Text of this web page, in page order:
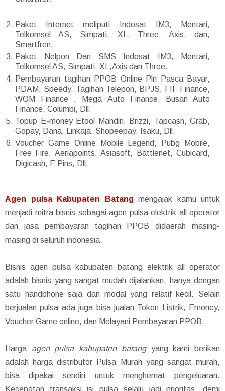
Paket Internet meliputi Indosat IM3, Mentari,
Telkomsel AS, Simpati, XL, Three, Axis, dan,
Smartfren.
Paket Nelpon Dan SMS Indosat IM3, Mentari,
Telkomsel AS, Simpati, XL,Axis dan Three.
Pembayaran tagihan PPOB Online Pln Pasca Bayar,
PDAM, Speedy, Tagihan Telepon, BPJS, FIF Finance,
WOM Finance , Mega Auto Finance, Busan Auto
Finance, Columbi, Dll.
Topup E-money Etool Mandiri, Brizzi, Tapcash, Grab,
Gopay, Dana, Linkaja, Shopeepay, Isaku, Dll.
Voucher Game Online Mobile Legend, Pubg Mobile,
Free Fire, Aeriapoints, Asiasoft, Battlenet, Cubicard,
Digicash, E Pins, Dll.
Agen pulsa Kabupaten Batang mengajak kamu untuk
menjadi mitra bisnis sebagai agen pulsa elektrik all operator
dan jasa pembayaran tagihan PPOB didaerah masing-
masing di seluruh indonesia.
Bisnis agen pulsa kabupaten batang elektrik all operator
adalah bisnis yang sangat mudah dijalankan, hanya dengan
satu handphone saja dan modal yang relatif kecil. Selain
berjualan pulsa ada juga bisa jualan Token Listrik, Emoney,
Voucher Game online, dan Melayani Pembayaran PPOB.
Harga agen pulsa kabupaten batangyang kami berikan
adalah harga distributor Pulsa Murah yang sangat murah,
bisa dipakai sendiri untuk menghemat pengeluaran.
Kecepatan transaksi isi pulsa selalu jadi prioritas, demi